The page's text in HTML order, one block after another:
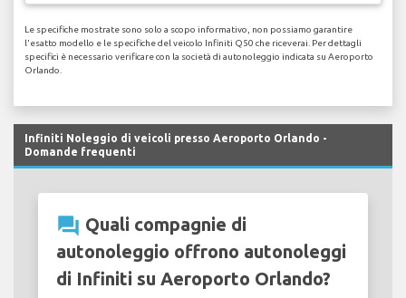
Le specifiche mostrate sono solo a scopo informativo, non possiamo garantire
l'esatto modello e le specifiche del veicolo Infiniti Q50 che riceverai. Per dettagli
specifici è necessario verificare con la società di autonoleggio indicata su Aeroporto
Orlando.
Infiniti Noleggio di veicoli presso Aeroporto Orlando -
Domande frequenti
question_answer Quali compagnie di
autonoleggio offrono autonoleggi
di Infiniti su Aeroporto Orlando?